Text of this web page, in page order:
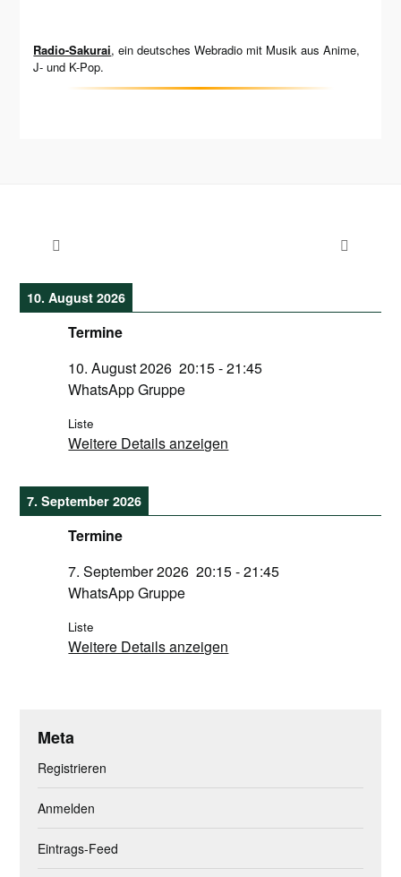
Radio-Sakurai, ein deutsches Webradio mit Musik aus Anime,
J- und K-Pop.
10. August 2026
Termine
10. August 2026 20:15-21:45
WhatsApp Gruppe
Liste
Weitere Details anzeigen
7. September 2026
Termine
7. September 2026 20:15-21:45
WhatsApp Gruppe
Liste
Weitere Details anzeigen
Meta
Registrieren
Anmelden
Eintrags-Feed